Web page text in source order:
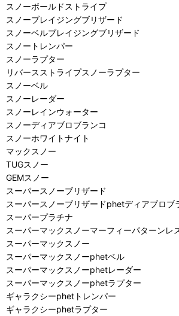
スノーボールドストライプ
スノーブレイジングブリザード
スノーベルブレイジングブリザード
スノートレンパー
スノーラプター
リバースストライプスノーラプター
スノーベル
スノーレーダー
スノーレインウォーター
スノーディアブロブランコ
スノーホワイトナイト
マックスノー
TUGスノー
GEMスノー
スーパースノーブリザード
スーパースノーブリザードphetディアブロブ
スーパープラチナ
スーパーマックスノーマーフィーパターンレ
スーパーマックスノー
スーパーマックスノーphetベル
スーパーマックスノーphetレーダー
スーパーマックスノーphetラプター
ギャラクシーphetトレンパー
ギャラクシーphetラプター